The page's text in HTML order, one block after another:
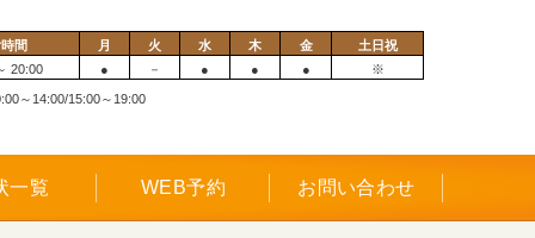
間 月 火 水 木 金
土日祝
20:00
● － ● ● ● ※
～14:00/15:00～19:00
一覧 WEB予約 お問い合わせ